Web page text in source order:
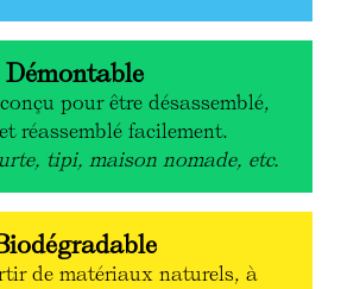
Démontable
pour être désassemblé,
réassemblé facilement.
tipi, maison nomade, etc.
de matériaux naturels, à